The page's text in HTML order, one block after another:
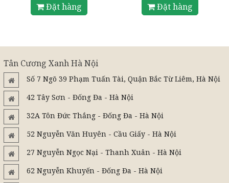
Đặt hàng
Đặt hàng
Tân Cương Xanh Hà Nội
Số 7 Ngõ 39 Phạm Tuấn Tài, Quận Bắc Từ Liêm, Hà Nội
42 Tây Sơn - Đống Đa - Hà Nội
32A Tôn Đức Thắng - Đống Đa - Hà Nội
52 Nguyễn Văn Huyên - Cầu Giấy - Hà Nội
27 Nguyễn Ngọc Nại - Thanh Xuân - Hà Nội
62 Nguyễn Khuyến - Đống Đa - Hà Nội